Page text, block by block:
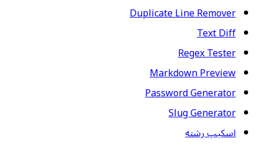
Duplicate Line Remover
Text Diff
Regex Tester
Markdown Preview
Password Generator
Slug Generator
اسکیپ رشته